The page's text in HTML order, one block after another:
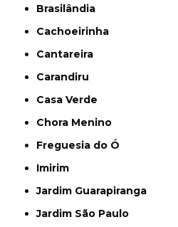
Brasilândia
Cachoeirinha
Cantareira
Carandiru
Casa Verde
Chora Menino
Freguesia do Ó
Imirim
Jardim Guarapiranga
Jardim São Paulo